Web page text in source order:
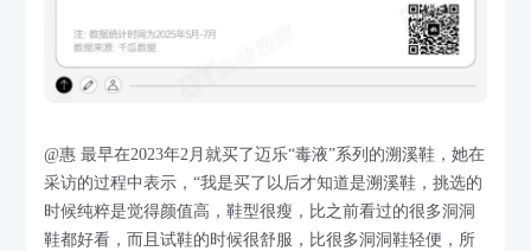
@惠 最早在2023年2月就买了迈乐“毒液”系列的溯溪鞋，她在
采访的过程中表示，“我是买了以后才知道是溯溪鞋，挑选的
时候纯粹是觉得颜值高，鞋型很瘦，比之前看过的很多洞洞
鞋都好看，而且试鞋的时候很舒服，比很多洞洞鞋轻便，所